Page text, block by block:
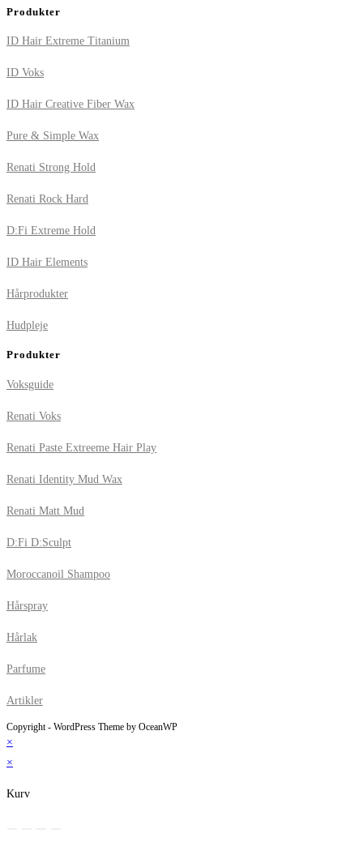
Produkter
ID Hair Extreme Titanium
ID Voks
ID Hair Creative Fiber Wax
Pure & Simple Wax
Renati Strong Hold
Renati Rock Hard
D:Fi Extreme Hold
ID Hair Elements
Hårprodukter
Hudpleje
Produkter
Voksguide
Renati Voks
Renati Paste Extreeme Hair Play
Renati Identity Mud Wax
Renati Matt Mud
D:Fi D:Sculpt
Moroccanoil Shampoo
Hårspray
Hårlak
Parfume
Artikler
Copyright - WordPress Theme by OceanWP
×
×
Kurv